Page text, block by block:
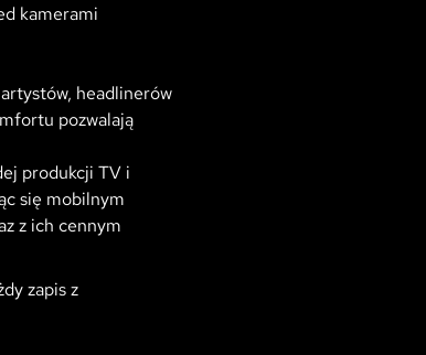
kamerami
headlinerów
pozwalają
produkcji TV i
się mobilnym
z ich cennym
zapis z